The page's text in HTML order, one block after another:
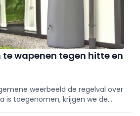
te wapenen tegen hitte en
weerbeeld de regelval over
is toegenomen, krijgen we de